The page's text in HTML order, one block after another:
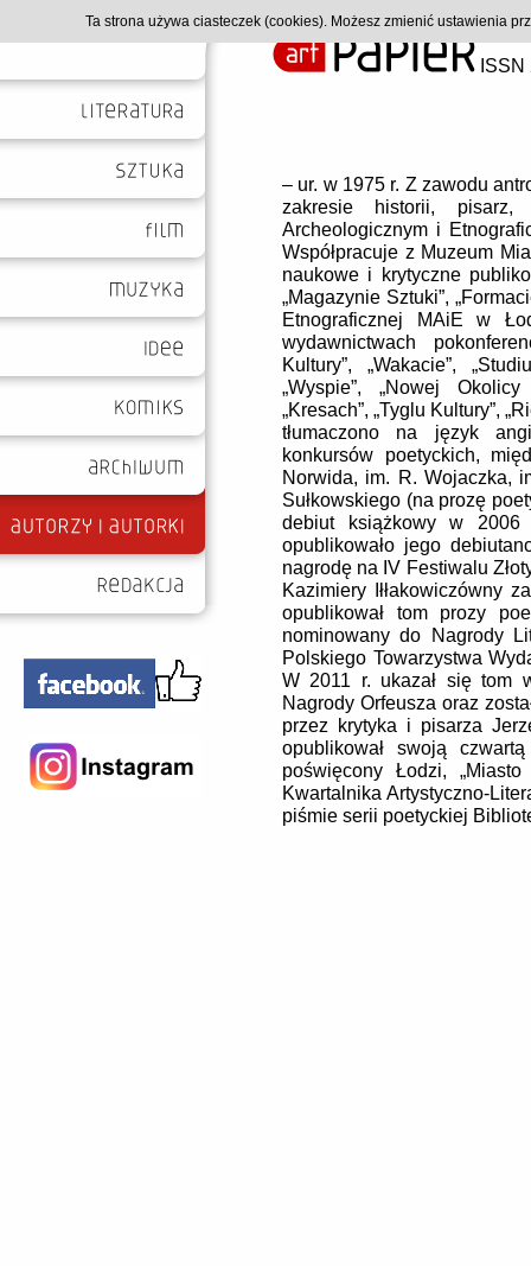
– ur. w 1975 r. Z zawodu
zakresie historii, pisarz,
Archeologicznym i
Współpracuje z Muzeum
naukowe i krytyczne
„Magazynie Sztuki”,
Etnograficznej MAiE w
wydawnictwach
Kultury”, „Wakacie”,
„Wyspie”, „Nowej
„Kresach”, „Tyglu Kultury”,
tłumaczono na język
konkursów poetyckich,
Norwida, im. R. Wojaczka,
Sułkowskiego (na prozę
debiut książkowy w
opublikowało jego
nagrodę na IV Festiwalu
Kazimiery Iłłakowiczówny
opublikował tom prozy
nominowany do Nagrody
Polskiego Towarzystwa
W 2011 r. ukazał się tom
Nagrody Orfeusza oraz
przez krytyka i pisarza
opublikował swoją
poświęcony Łodzi,
Kwartalnika Artystyczno-
piśmie serii poetyckiej
Ta strona używa ciasteczek (cookies). Możesz zmienić ustawienia